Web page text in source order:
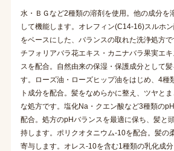
水・ＢＧなど2種類の溶剤を使用。他の成分を
して機能します。オレフィン(C14-16)スルホ
をベースにした、バランスの取れた洗浄処方
チフォリアバラ花エキス・カニナバラ果実エ
スを配合。自然由来の保湿・保護成分として
す。ローズ油・ローズヒップ油をはじめ、4種
ト成分を配合。髪をなめらかに整え、ツヤと
な処方です。塩化Na・クエン酸など3種類の
配合。処方のpHバランスを最適に保ち、髪と
持します。ポリクオタニウム-10を配合。髪の
寄与します。オレス-10を含む1種類の乳化成